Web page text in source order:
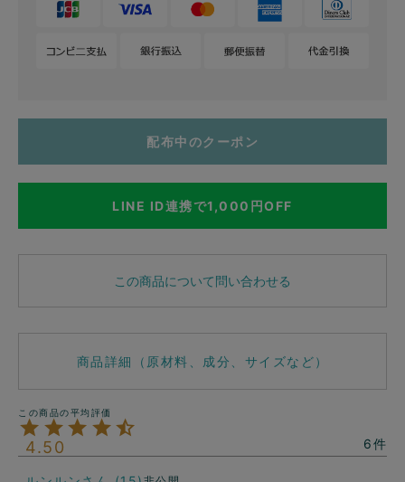
配布中のクーポン
LINE ID連携で1,000円OFF
この商品について問い合わせる
商品詳細（原材料、成分、サイズなど）
4.50 6